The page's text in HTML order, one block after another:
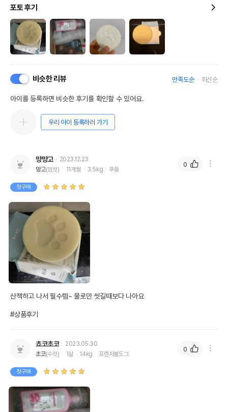
포토 후기
비슷한 리뷰 만족도순 최신순
아이를 등록하면 비슷한 후기를 확인할 수 있어요.
우리 아이 등록하러 가기
먕먕고
2023.12.23
망고(암컷) 11개월 3.5kg 푸들
첫구매
산책하고 나서 필수템~ 물로만 씻길때보다 나아요
#상품후기
0
쵸코초코
2023.05.30
초코(수컷) 1살 14kg 프렌치불도그
첫구매
0